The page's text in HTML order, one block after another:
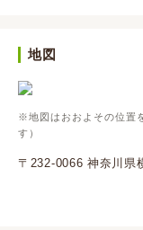
地図
※地図はおおよその位置
す）
〒232-0066 神奈川県